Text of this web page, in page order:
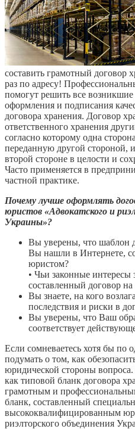
составить грамотный договор
раз по адресу!
помогут решить все
оформления и подписания
договора хранения. Договор
ответственного хранения
согласно которому одна
переданную другой стороной,
второй стороне в целости и
Часто применяется в
частной практике.
Почему лучше оформлять
юристов «Адвокатского и
Украины»?
Вы уверены, что шаблон
Вы нашли в Интернете,
юристом?
• Чьи законные
составленный договор на
Вы знаете, на кого
последствия и риски в
Вы уверены, что Ваш
соответствует
Если сомневаетесь хотя бы по
подумать о том, как
юридической стороны
как типовой бланк договора
грамотным и
бланк, составленный
высококвалифицированным
риэлторского объединения